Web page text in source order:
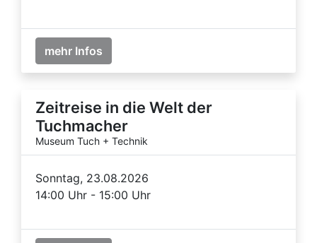
mehr Infos
Zeitreise in die Welt der
Tuchmacher
Museum Tuch + Technik
Sonntag, 23.08.2026
14:00 Uhr - 15:00 Uhr